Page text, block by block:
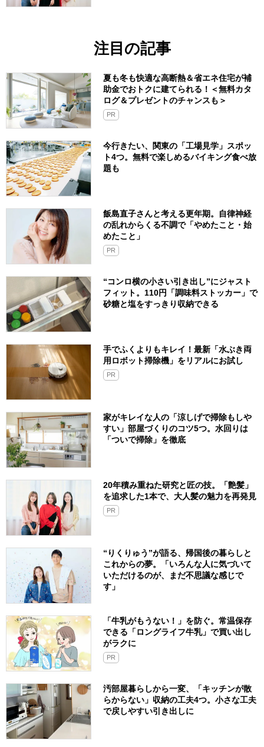
注目の記事
夏も冬も快適な高断熱＆省エネ住宅が補
助金でおトクに建てられる！＜無料カタ
ログ＆プレゼントのチャンスも＞
PR
今行きたい、関東の「工場見学」スポッ
ト4つ。無料で楽しめるバイキング食べ放
題も
飯島直子さんと考える更年期。自律神経
の乱れからくる不調で「やめたこと・始
めたこと」
PR
“コンロ横の小さい引き出し”にジャスト
フィット。110円「調味料ストッカー」で
砂糖と塩をすっきり収納できる
手でふくよりもキレイ！最新「水ぶき両
用ロボット掃除機」をリアルにお試し
PR
家がキレイな人の「涼しげで掃除もしや
すい」部屋づくりのコツ5つ。水回りは
「ついで掃除」を徹底
20年積み重ねた研究と匠の技。「艶髪」
を追求した1本で、大人髪の魅力を再発見
PR
“りくりゅう”が語る、帰国後の暮らしと
これからの夢。「いろんな人に気づいて
いただけるのが、まだ不思議な感じで
す」
「牛乳がもうない！」を防ぐ。常温保存
できる「ロングライフ牛乳」で買い出し
がラクに
PR
汚部屋暮らしから一変、「キッチンが散
らからない」収納の工夫4つ。小さな工夫
で戻しやすい引き出しに